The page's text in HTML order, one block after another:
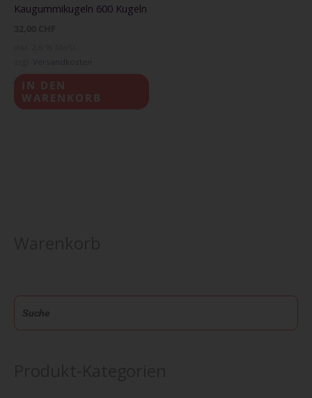
Kaugummikugeln 600 Kugeln
IN DEN
WARENKORB
u